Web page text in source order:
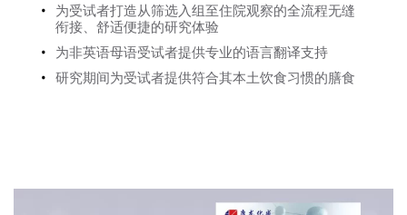
为受试者打造从筛选入组至住院观察的全流程无缝
衔接、舒适便捷的研究体验
为非英语母语受试者提供专业的语言翻译支持
研究期间为受试者提供符合其本土饮食习惯的膳食